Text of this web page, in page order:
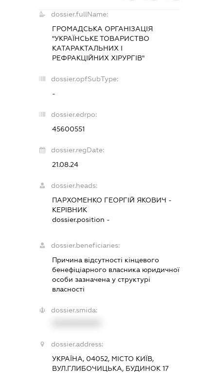
dossier.fullName:
ГРОМАДСЬКА ОРГАНІЗАЦІЯ
"УКРАЇНСЬКЕ ТОВАРИСТВО
КАТАРАКТАЛЬНИХ І
РЕФРАКЦІЙНИХ ХІРУРГІВ"
dossier.opfSubType:
-
dossier.edrpo:
45600551
dossier.regDate:
21.08.24
dossier.heads:
ПАРХОМЕНКО ГЕОРГІЙ ЯКОВИЧ -
КЕРІВНИК
dossier.position -
dossier.beneficiaries:
Причина відсутності кінцевого
бенефіціарного власника юридичної
особи зазначена у структурі
власності
dossier.smida:
dossier.address:
УКРАЇНА, 04052, МІСТО КИЇВ,
ВУЛ.ГЛИБОЧИЦЬКА, БУДИНОК 17